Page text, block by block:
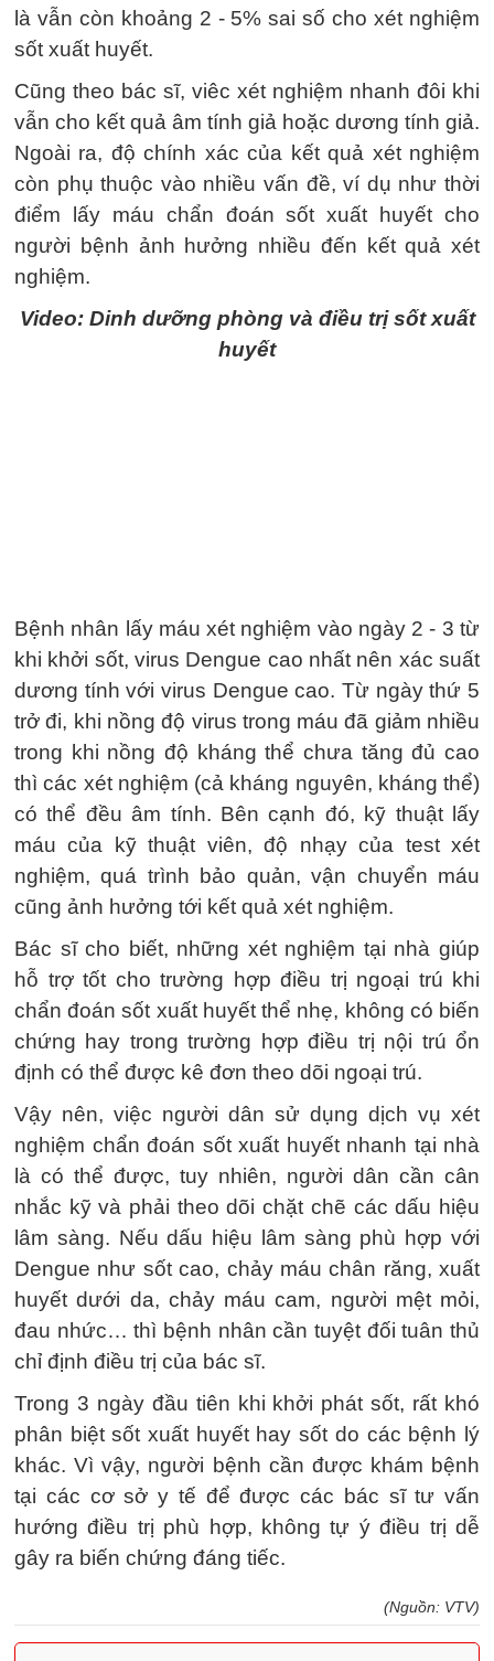
là vẫn còn khoảng 2 - 5% sai số cho xét nghiệm
sốt xuất huyết.
Cũng theo bác sĩ, viêc xét nghiệm nhanh đôi khi
vẫn cho kết quả âm tính giả hoặc dương tính giả.
Ngoài ra, độ chính xác của kết quả xét nghiệm
còn phụ thuộc vào nhiều vấn đề, ví dụ như thời
điểm lấy máu chẩn đoán sốt xuất huyết cho
người bệnh ảnh hưởng nhiều đến kết quả xét
nghiệm.
Video: Dinh dưỡng phòng và điều trị sốt xuất
huyết
Bệnh nhân lấy máu xét nghiệm vào ngày 2 - 3 từ
khi khởi sốt, virus Dengue cao nhất nên xác suất
dương tính với virus Dengue cao. Từ ngày thứ 5
trở đi, khi nồng độ virus trong máu đã giảm nhiều
trong khi nồng độ kháng thể chưa tăng đủ cao
thì các xét nghiệm (cả kháng nguyên, kháng thể)
có thể đều âm tính. Bên cạnh đó, kỹ thuật lấy
máu của kỹ thuật viên, độ nhạy của test xét
nghiệm, quá trình bảo quản, vận chuyển máu
cũng ảnh hưởng tới kết quả xét nghiệm.
Bác sĩ cho biết, những xét nghiệm tại nhà giúp
hỗ trợ tốt cho trường hợp điều trị ngoại trú khi
chẩn đoán sốt xuất huyết thể nhẹ, không có biến
chứng hay trong trường hợp điều trị nội trú ổn
định có thể được kê đơn theo dõi ngoại trú.
Vậy nên, việc người dân sử dụng dịch vụ xét
nghiệm chẩn đoán sốt xuất huyết nhanh tại nhà
là có thể được, tuy nhiên, người dân cần cân
nhắc kỹ và phải theo dõi chặt chẽ các dấu hiệu
lâm sàng. Nếu dấu hiệu lâm sàng phù hợp với
Dengue như sốt cao, chảy máu chân răng, xuất
huyết dưới da, chảy máu cam, người mệt mỏi,
đau nhức… thì bệnh nhân cần tuyệt đối tuân thủ
chỉ định điều trị của bác sĩ.
Trong 3 ngày đầu tiên khi khởi phát sốt, rất khó
phân biệt sốt xuất huyết hay sốt do các bệnh lý
khác. Vì vậy, người bệnh cần được khám bệnh
tại các cơ sở y tế để được các bác sĩ tư vấn
hướng điều trị phù hợp, không tự ý điều trị dễ
gây ra biến chứng đáng tiếc.
(Nguồn: VTV)